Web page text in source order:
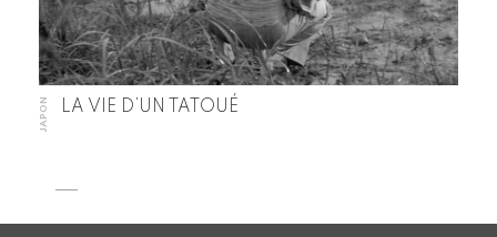
JAPON LA VIE D’UN TATOUÉ